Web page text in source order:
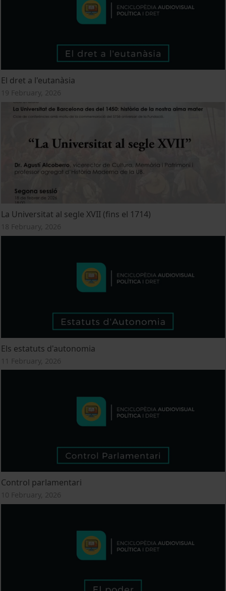
El dret a l'eutanàsia
19 February, 2026
La Universitat al segle XVII (fins el 1714)
18 February, 2026
Els estatuts d'autonomia
11 February, 2026
Control parlamentari
10 February, 2026